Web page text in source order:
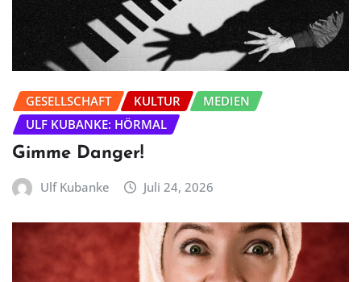
GESELLSCHAFT KULTUR
MEDIEN
ULF KUBANKE: HÖRMAL
Gimme Danger!
Ulf Kubanke Juli 24, 2026